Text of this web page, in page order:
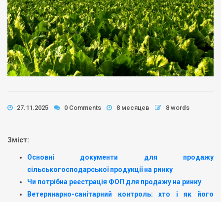
27.11.2025 0 Comments 8 месяцев 8 words
Зміст:
Основні документи для продажу
сільськогосподарської продукції на ринку
Чи потрібна реєстрація ФОП для продажу на ринку
Ветеринарно-санітарний контроль: хто і як його